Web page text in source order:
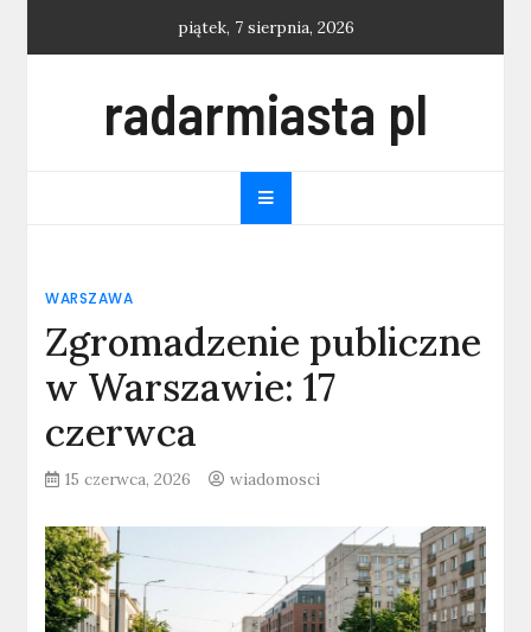
piątek, 7 sierpnia, 2026
radarmiasta pl
WARSZAWA
Zgromadzenie publiczne
w Warszawie: 17
czerwca
15 czerwca, 2026 wiadomosci